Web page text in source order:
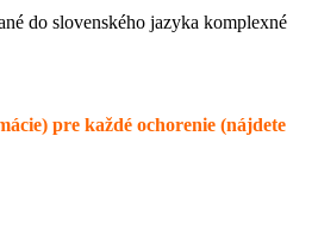
do slovenského jazyka komplexné
pre každé ochorenie (nájdete